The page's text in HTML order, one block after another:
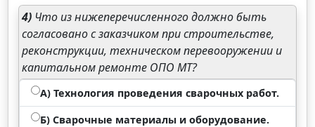
4) Что из нижеперечисленного должно быть
согласовано с заказчиком при строительстве,
реконструкции, техническом перевооружении и
капитальном ремонте ОПО МТ?
А) Технология проведения сварочных работ.
Б) Сварочные материалы и оборудование.